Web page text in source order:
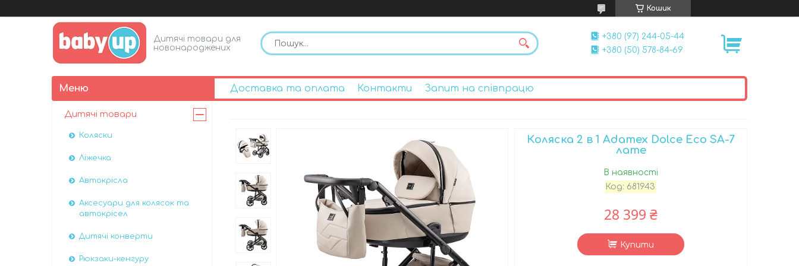
Кошик
Дитячі товари для
новонароджених
+380 (97) 244-05-44
+380 (50) 578-84-69
Доставка та оплата Контакти Запит на співпрацю
Коляска 2 в 1 Adamex Dolce Eco SA-7
лате
В наявності
Код: 681943
28 399 ₴
Купити
Дитячі товари
Коляски
Ліжечка
Автокрісла
Аксесуари для колясок та
автокрісел
Дитячі конверти
Рюкзаки-кенгуру